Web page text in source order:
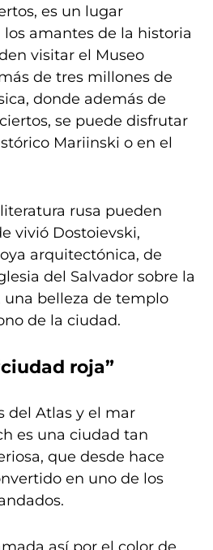
es un lugar
amantes de la historia
visitar el Museo
de tres millones de
donde además de
se puede disfrutar
Mariinski o en el
rusa pueden
vivió Dostoievski,
arquitectónica, de
del Salvador sobre la
una belleza de templo
de la ciudad.
roja”
del Atlas y el mar
es una ciudad tan
que desde hace
en uno de los